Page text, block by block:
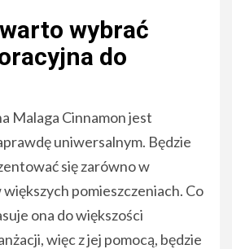
wybrać
do
Malaga Cinnamon jest
uniwersalnym. Będzie
się zarówno w
większych pomieszczeniach. Co
ona do większości
więc z jej pomocą, będzie